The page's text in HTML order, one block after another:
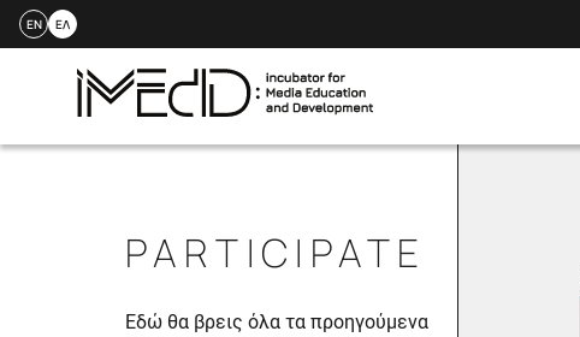
Skip
EN ΕΛ
PARTICIPATE
Εδώ θα βρεις όλα τα προηγούμενα